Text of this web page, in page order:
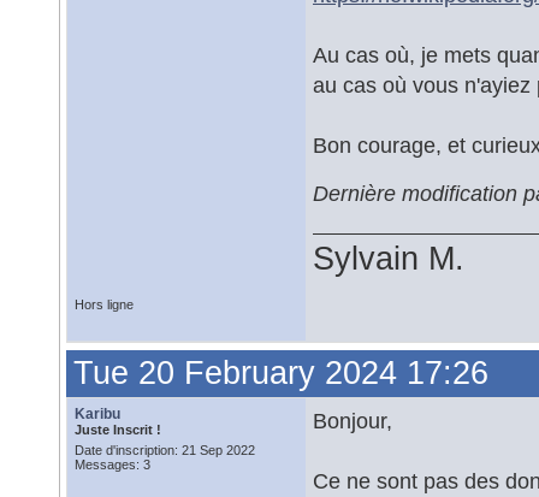
Au cas où, je mets
au cas où vous
Bon courage, et
Dernière modification
Sylvain M.
Hors ligne
Tue 20 February 2024 17:26
Karibu
Juste Inscrit !
Date d'inscription: 21 Sep 2022
Messages: 3
Bonjour,
Ce ne sont pas des